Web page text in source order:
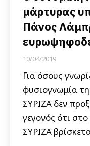
μάρτυρας
Πάνος
10/04/2019
Για όσους
φυσιογνωμία
ΣΥΡΙΖΑ δεν
γεγονός ότι
ΣΥΡΙΖΑ